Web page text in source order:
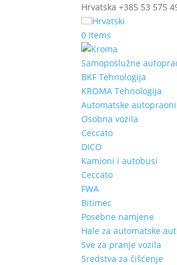
Hrvatska +385 53 575
Hrvatski
0 Items
Samoposlužne
BKF Tehnologija
KROMA Tehnologija
Automatske
Osobna vozila
Ceccato
DICO
Kamioni i autobusi
Ceccato
FWA
Bitimec
Posebne namjene
Hale za automatske
Sve za pranje vozila
Sredstva za čišćenje